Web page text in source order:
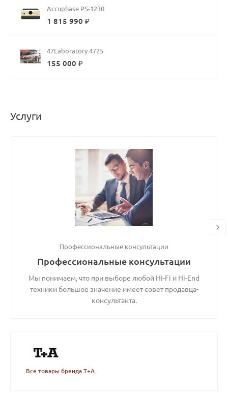
Accuphase PS-1230
1 815 990 ₽
47Laboratory 4725
155 000 ₽
Услуги
Профессиональные консультации
Профессиональные консультации
Мы понимаем, что при выборе любой Hi-Fi и Hi-End
техники большое значение имеет совет продавца-
консультанта.
Все товары бренда T+A